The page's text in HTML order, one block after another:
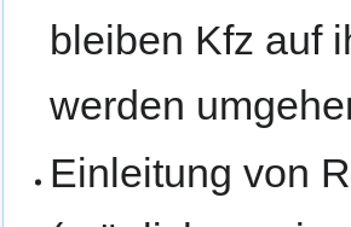
bleiben Kfz auf
werden
Einleitung von